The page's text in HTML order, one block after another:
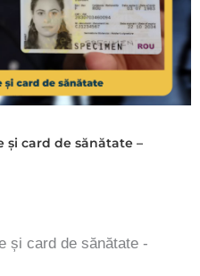
și card de sănătate –
și card de sănătate -